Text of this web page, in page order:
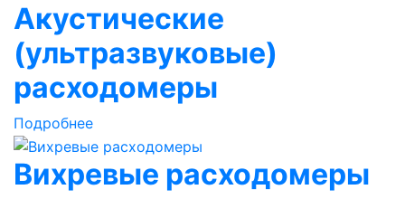
Акустические
(ультразвуковые)
расходомеры
Подробнее
Вихревые расходомеры